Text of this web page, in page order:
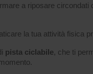
a riposare
la tua attività fisica
pista ciclabile, che ti